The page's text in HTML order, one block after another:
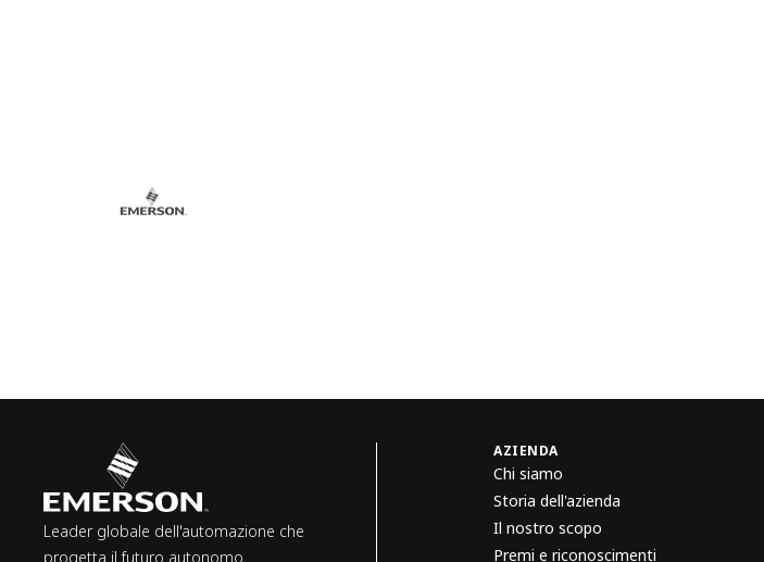
Leader globale dell'automazione che
progetta il futuro autonomo.
AZIENDA
Chi siamo
Storia dell'azienda
Il nostro scopo
Premi e riconoscimenti